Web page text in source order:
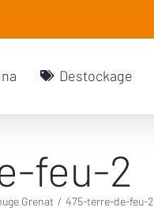
Destockage
feu-2
Grenat / 475-terre-de-feu-2